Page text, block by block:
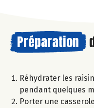
Préparation
Réhydrater les
pendant quelques
Porter une